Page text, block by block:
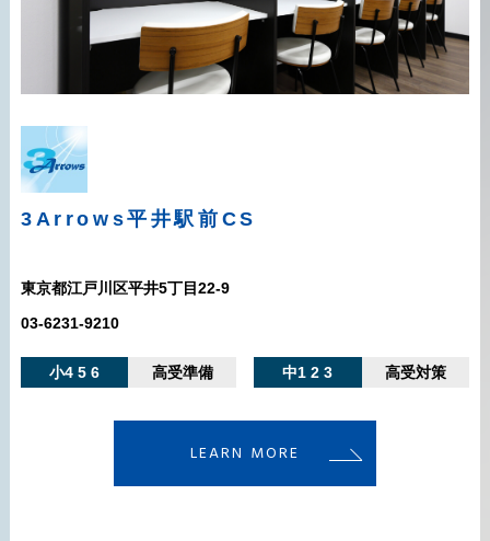
3Arrows平井駅前CS
東京都江戸川区平井5丁目22-9
03-6231-9210
小4 5 6 高受準備 中1 2 3 高受対策
LEARN MORE